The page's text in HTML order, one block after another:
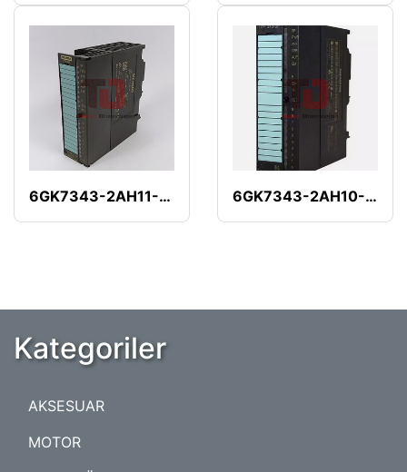
6GK7343-2AH11-0XA0 6GK7343-2AH10-0XA0
Kategoriler
AKSESUAR
MOTOR